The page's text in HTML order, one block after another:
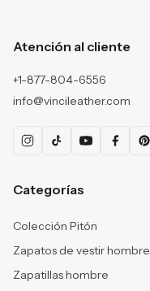
Atención al cliente
+1-877-804-6556
info@vincileather.com
Categorías
Colección Pitón
Zapatos de vestir hombre
Zapatillas hombre